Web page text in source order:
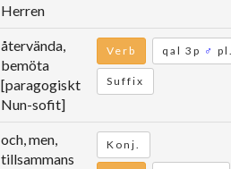
Herren
återvända,
bemöta
[paragogiskt
Nun-sofit]
Verb qal 3p ♂
Suffix
och, men,
tillsammans
Konj.